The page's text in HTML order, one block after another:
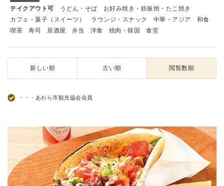
テイクアウト可 うどん・そば
お好み焼き・鉄板焼・たこ焼き
カフェ・菓子（スイーツ）
ラウンジ・スナック 中華・アジア
和食
喫茶
寿司 居酒屋 弁当 洋食 焼肉・韓国 食堂
新しい順 古い順 閲覧数順
・・・あわら市観光協会会員